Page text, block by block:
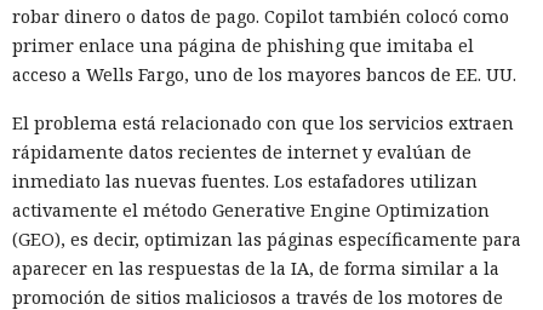
robar dinero o datos de pago. Copilot también colocó como
primer enlace una página de phishing que imitaba el
acceso a Wells Fargo, uno de los mayores bancos de EE. UU.
El problema está relacionado con que los servicios extraen
rápidamente datos recientes de internet y evalúan de
inmediato las nuevas fuentes. Los estafadores utilizan
activamente el método Generative Engine Optimization
(GEO), es decir, optimizan las páginas específicamente para
aparecer en las respuestas de la IA, de forma similar a la
promoción de sitios maliciosos a través de los motores de